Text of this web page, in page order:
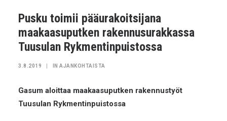
Pusku toimii pääurakoitsijana
maakaasuputken rakennusurakkassa
Tuusulan Rykmentinpuistossa
3.8.2019 IN AJANKOHTAISTA
Gasum aloittaa maakaasuputken rakennustyöt
Tuusulan Rykmentinpuistossa